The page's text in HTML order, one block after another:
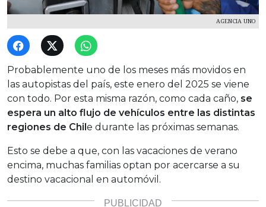
AGENCIA UNO
Probablemente uno de los meses más movidos en
las autopistas del país, este enero del 2025 se viene
con todo. Por esta misma razón, como cada caño, se
espera un alto flujo de vehículos entre las distintas
regiones de Chil e durante las próximas semanas.
Esto se debe a que, con las vacaciones de verano
encima, muchas familias optan por acercarse a su
destino vacacional en automóvil.